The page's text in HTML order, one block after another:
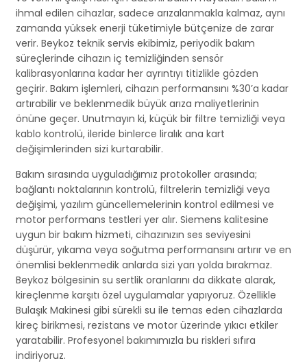
ihmal edilen cihazlar, sadece arızalanmakla kalmaz, aynı
zamanda yüksek enerji tüketimiyle bütçenize de zarar
verir. Beykoz teknik servis ekibimiz, periyodik bakım
süreçlerinde cihazın iç temizliğinden sensör
kalibrasyonlarına kadar her ayrıntıyı titizlikle gözden
geçirir. Bakım işlemleri, cihazın performansını %30’a kadar
artırabilir ve beklenmedik büyük arıza maliyetlerinin
önüne geçer. Unutmayın ki, küçük bir filtre temizliği veya
kablo kontrolü, ileride binlerce liralık ana kart
değişimlerinden sizi kurtarabilir.
Bakım sırasında uyguladığımız protokoller arasında;
bağlantı noktalarının kontrolü, filtrelerin temizliği veya
değişimi, yazılım güncellemelerinin kontrol edilmesi ve
motor performans testleri yer alır. Siemens kalitesine
uygun bir bakım hizmeti, cihazınızın ses seviyesini
düşürür, yıkama veya soğutma performansını artırır ve en
önemlisi beklenmedik anlarda sizi yarı yolda bırakmaz.
Beykoz bölgesinin su sertlik oranlarını da dikkate alarak,
kireçlenme karşıtı özel uygulamalar yapıyoruz. Özellikle
Bulaşık Makinesi gibi sürekli su ile temas eden cihazlarda
kireç birikmesi, rezistans ve motor üzerinde yıkıcı etkiler
yaratabilir. Profesyonel bakımımızla bu riskleri sıfıra
indiriyoruz.